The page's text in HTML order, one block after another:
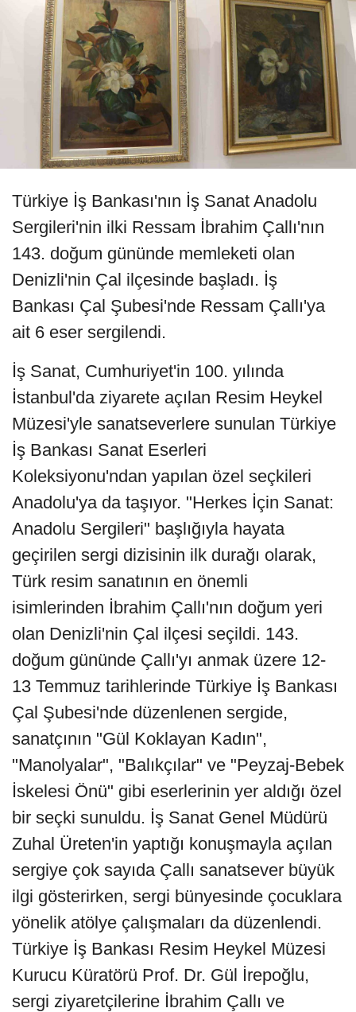
Türkiye İş Bankası'nın İş Sanat Anadolu
Sergileri'nin ilki Ressam İbrahim Çallı'nın
143. doğum gününde memleketi olan
Denizli'nin Çal ilçesinde başladı. İş
Bankası Çal Şubesi'nde Ressam Çallı'ya
ait 6 eser sergilendi.
İş Sanat, Cumhuriyet'in 100. yılında
İstanbul'da ziyarete açılan Resim Heykel
Müzesi'yle sanatseverlere sunulan Türkiye
İş Bankası Sanat Eserleri
Koleksiyonu'ndan yapılan özel seçkileri
Anadolu'ya da taşıyor. "Herkes İçin Sanat:
Anadolu Sergileri" başlığıyla hayata
geçirilen sergi dizisinin ilk durağı olarak,
Türk resim sanatının en önemli
isimlerinden İbrahim Çallı'nın doğum yeri
olan Denizli'nin Çal ilçesi seçildi. 143.
doğum gününde Çallı'yı anmak üzere 12-
13 Temmuz tarihlerinde Türkiye İş Bankası
Çal Şubesi'nde düzenlenen sergide,
sanatçının "Gül Koklayan Kadın",
"Manolyalar", "Balıkçılar" ve "Peyzaj-Bebek
İskelesi Önü" gibi eserlerinin yer aldığı özel
bir seçki sunuldu. İş Sanat Genel Müdürü
Zuhal Üreten'in yaptığı konuşmayla açılan
sergiye çok sayıda Çallı sanatsever büyük
ilgi gösterirken, sergi bünyesinde çocuklara
yönelik atölye çalışmaları da düzenlendi.
Türkiye İş Bankası Resim Heykel Müzesi
Kurucu Küratörü Prof. Dr. Gül İrepoğlu,
sergi ziyaretçilerine İbrahim Çallı ve